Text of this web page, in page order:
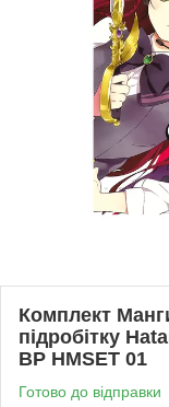
Комплект
підробітку
BP HMSET 01
Готово до відправки